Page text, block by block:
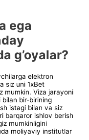
ega
g’oyalar?
elektron
siz uni 1xBet
mumkin. Viza jarayoni
bilan bir-birining
istagi bilan va siz
barqaror ishlov berish
mumkinligini
moliyaviy institutlar